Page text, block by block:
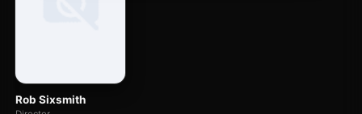
Rob Sixsmith